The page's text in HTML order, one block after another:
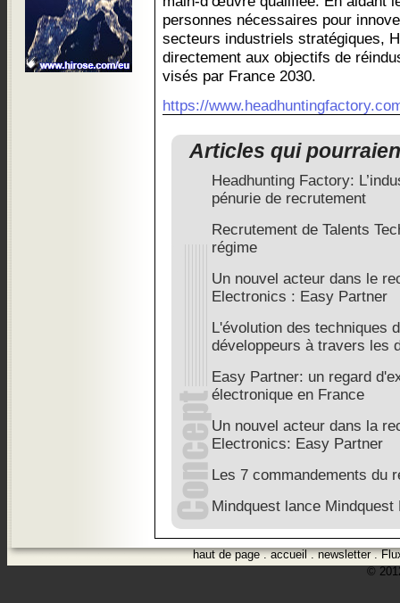
personnes nécessaires pour
secteurs industriels stratégiques,
directement aux objectifs de
visés par France 2030.
https://
Articles qui
Headhunting Factory:
pénurie de recrutement
Recrutement de Talents
régime
Un nouvel acteur dans le
Electronics : Easy Partner
L'évolution des techniques
développeurs à travers les
Easy Partner: un regard
électronique en France
Un nouvel acteur dans la
Electronics: Easy Partner
Les 7 commandements du
Mindquest lance Mindquest
haut de page.accueil.newsletter.
©